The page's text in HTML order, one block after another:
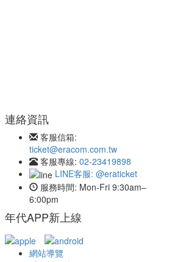
連絡資訊
客服信箱:
ticket@eracom.com.tw
客服專線: 02-23419898
LINE客服: @eraticket
服務時間: Mon-Fri 9:30am–
6:00pm
年代APP新上線
網站導覽